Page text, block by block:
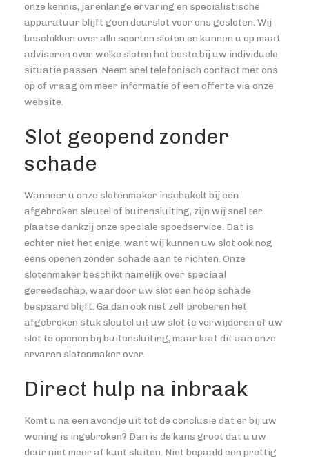
onze kennis, jarenlange ervaring en specialistische
apparatuur blijft geen deurslot voor ons gesloten. Wij
beschikken over alle soorten sloten en kunnen u op maat
adviseren over welke sloten het beste bij uw individuele
situatie passen. Neem snel telefonisch contact met ons
op of vraag om meer informatie of een offerte via onze
website.
Slot geopend zonder
schade
Wanneer u onze slotenmaker inschakelt bij een
afgebroken sleutel of buitensluiting, zijn wij snel ter
plaatse dankzij onze speciale spoedservice. Dat is
echter niet het enige, want wij kunnen uw slot ook nog
eens openen zonder schade aan te richten. Onze
slotenmaker beschikt namelijk over speciaal
gereedschap, waardoor uw slot een hoop schade
bespaard blijft. Ga dan ook niet zelf proberen het
afgebroken stuk sleutel uit uw slot te verwijderen of uw
slot te openen bij buitensluiting, maar laat dit aan onze
ervaren slotenmaker over.
Direct hulp na inbraak
Komt u na een avondje uit tot de conclusie dat er bij uw
woning is ingebroken? Dan is de kans groot dat u uw
deur niet meer af kunt sluiten. Niet bepaald een prettig